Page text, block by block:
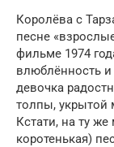
Королёва с
песне
фильме 1974
влюблённость
девочка
толпы, укрытой
Кстати, на ту
коротенькая)